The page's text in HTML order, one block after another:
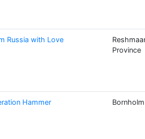
Russia with Love
Province
Hammer Bornholm